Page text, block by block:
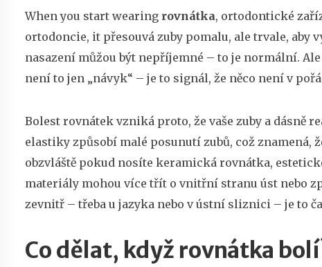
When you start wearing rovnátka, ortodontické
ortodoncie, it přesouvá zuby pomalu, ale trvale, aby
nasazení můžou být nepříjemné – to je normální.
není to jen „návyk“ – je to signál, že něco není v
Bolest rovnátek vzniká proto, že vaše zuby a dásně
elastiky způsobí malé posunutí zubů, což znamená,
obzvláště pokud nosíte keramická rovnátka,
materiály mohou více třít o vnitřní stranu úst nebo
zevnitř – třeba u jazyka nebo v ústní sliznici – je to
Co dělat, když rovnátka